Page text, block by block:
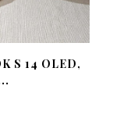
S 14 OLED,